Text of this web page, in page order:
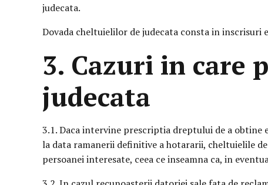
judecata.
Dovada cheltuielilor de judecata consta in inscrisuri
3. Cazuri in care
judecata
3.1. Daca intervine prescriptia dreptului de a obtine
la data ramanerii definitive a hotararii, cheltuielile
persoanei interesate, ceea ce inseamna ca, in